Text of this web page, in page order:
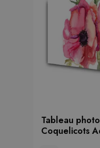
Tableau
Coquelicots